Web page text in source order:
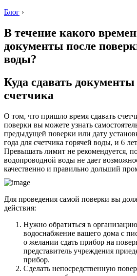
Блог ›
В течение какого
документы после
воды?
Куда сдавать
счетчика
О том, что пришло время сдавать
поверки вы можете узнать
предыдущей поверки или дату
года для счетчика горячей воды, и 6
Превышать лимит не рекомендуется,
водопроводной воды не дает
качественно и правильно дольший
Для проведения самой поверки вы
действия:
Нужно обратиться в
водоснабжение вашего дома с
о желании сдать прибор на
представитель учреждения
прибор.
Сделать непосредственную